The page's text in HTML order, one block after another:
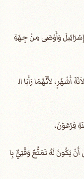
إِسْرَائِيلَ وَأَوْصَى مِنْ جِهَةِ
أَشْهُرٍ، لأَنَّهُمَا رَأَيَا ال
يَكُونَ لَهُ تَمَتُّعٌ وَقْتِيٌّ بِا